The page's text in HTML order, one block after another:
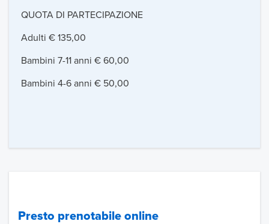
QUOTA DI PARTECIPAZIONE
Adulti € 135,00
Bambini 7-11 anni € 60,00
Bambini 4-6 anni € 50,00
Presto prenotabile online